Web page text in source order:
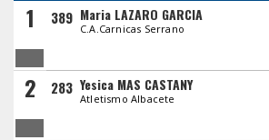
1 389 Maria LAZARO GARCIA
C.A.Carnicas Serrano
2 283 Yesica MAS CASTANY
Atletismo Albacete